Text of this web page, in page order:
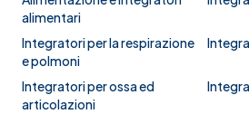
alimentari
Integratori per la respirazione
e polmoni
Integratori per ossa ed
articolazioni